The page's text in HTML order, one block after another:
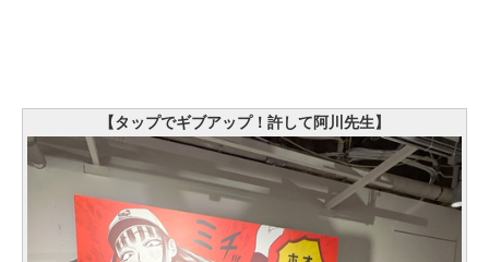
【タップでギブアップ！許して阿川先生】